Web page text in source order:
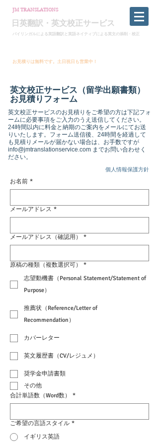
JM TRANSLATIONS
日英翻訳・英文校正サービス
バイリンガルによる英語翻訳と英語ネイティブによる英文の添削・校正
​お見積りは無料です。土日祝日も営業中！
​英文校正サービス（留学出願書類）
お見積りフォーム
英文校正サービスのお見積りをご希望の方は下記フォ
ームに必要事項をご入力のうえ送信してください。
24時間以内に料金と納期のご案内をメールにてお送
りいたします。 フォーム送信後、24時間を経過して
も見積りメールが届かない場合は、お手数ですが
info@jmtranslationservice.com までお問い合わせく
ださい。
個人情報保護方針
お名前 *
メールアドレス *
メールアドレス（確認用） *
原稿の種類（複数選択可）
*
志望動機書（Personal Statement/Statement of
Purpose）
推薦状（Reference/Letter of
Recommendation）
カバーレター
英文履歴書（CV/レジュメ）
奨学金申請書類
その他
合計単語数（Word数）
*
ご希望の言語スタイル *
イギリス英語